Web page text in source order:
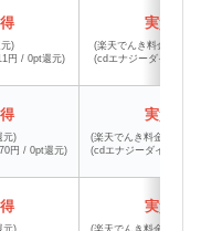
)
円 / 0pt還元)
実質
(楽天でんき料金:
(cdエナジーダイレク
元)
円 / 0pt還元)
実質
(楽天でんき料金:
(cdエナジーダイレクト
実質